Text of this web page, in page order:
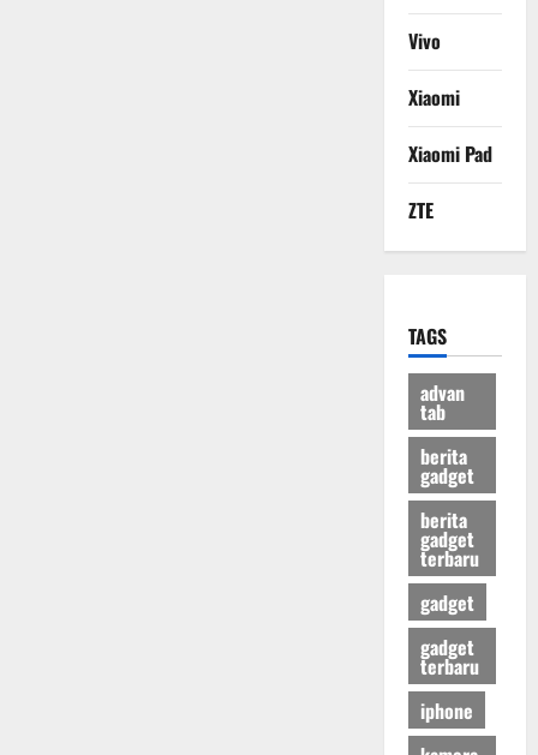
Vivo
Xiaomi
Xiaomi Pad
ZTE
TAGS
advan
tab
berita
gadget
berita
gadget
terbaru
gadget
gadget
terbaru
iphone